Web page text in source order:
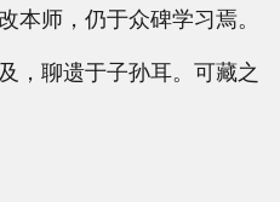
本师，仍于众碑学习焉。
，聊遗于子孙耳。可藏之